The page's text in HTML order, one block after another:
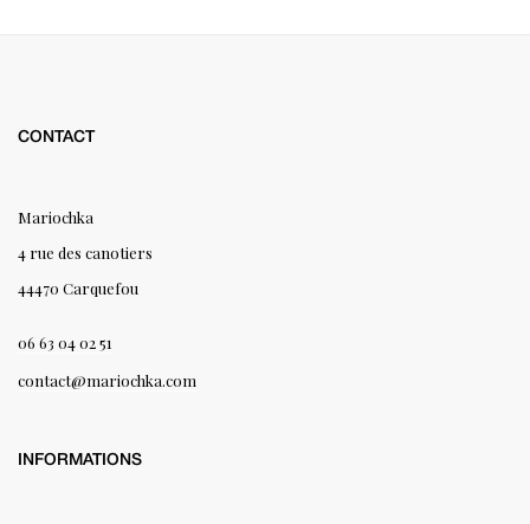
CONTACT
Mariochka
4 rue des canotiers
44470 Carquefou
06 63 04 02 51
contact@mariochka.com
INFORMATIONS